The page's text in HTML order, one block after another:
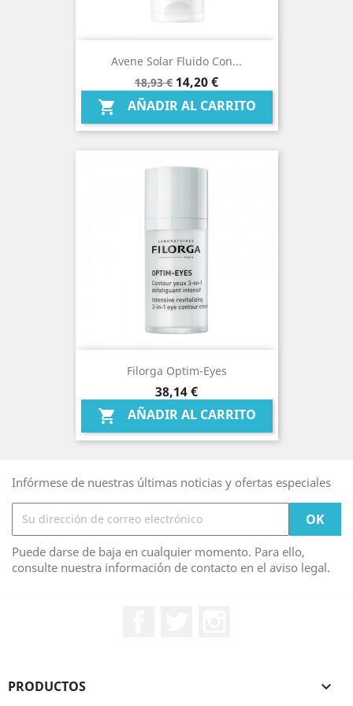
Avene Solar Fluido Con...
Precio
base
18,93 € Precio
14,20 €
 AÑADIR AL CARRITO
Filorga Optim-Eyes
Precio
38,14 €
 AÑADIR AL CARRITO
Infórmese de nuestras últimas noticias y ofertas especiales
Puede darse de baja en cualquier momento. Para ello,
consulte nuestra información de contacto en el aviso legal.
PRODUCTOS 